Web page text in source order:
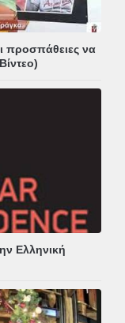
προσπάθειες να
Ελληνική